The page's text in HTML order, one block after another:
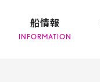
船情報